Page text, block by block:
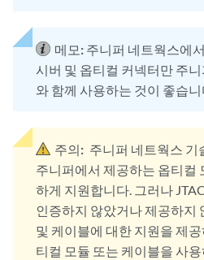
메모: 주니퍼 네트웍스에
시버 및 옵티컬 커넥터만 주
와 함께 사용하는 것이 좋습니
주의: 주니퍼 네트웍스 기
주니퍼에서 제공하는 옵티컬
하게 지원합니다. 그러나
인증하지 않았거나 제공하지
및 케이블에 대한 지원을 제
티컬 모듈 또는 케이블을 사